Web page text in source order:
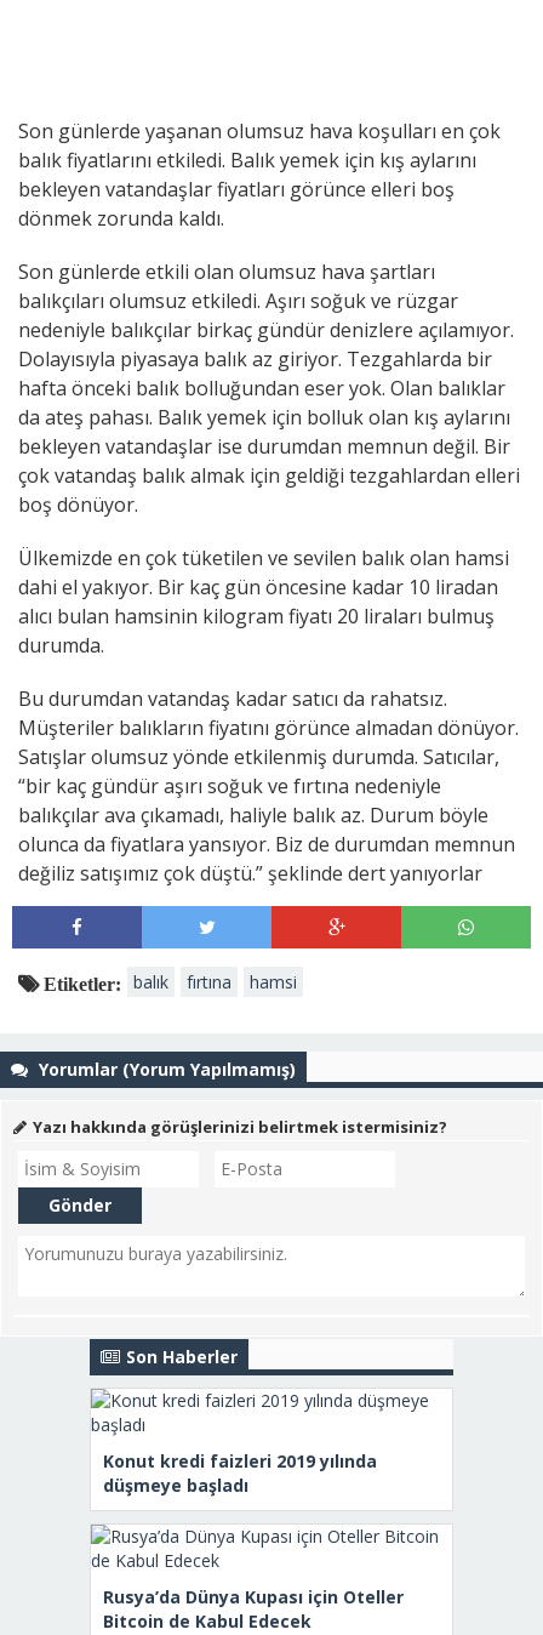
Son günlerde yaşanan olumsuz hava koşulları en çok
balık fiyatlarını etkiledi. Balık yemek için kış aylarını
bekleyen vatandaşlar fiyatları görünce elleri boş
dönmek zorunda kaldı.
Son günlerde etkili olan olumsuz hava şartları
balıkçıları olumsuz etkiledi. Aşırı soğuk ve rüzgar
nedeniyle balıkçılar birkaç gündür denizlere açılamıyor.
Dolayısıyla piyasaya balık az giriyor. Tezgahlarda bir
hafta önceki balık bolluğundan eser yok. Olan balıklar
da ateş pahası. Balık yemek için bolluk olan kış aylarını
bekleyen vatandaşlar ise durumdan memnun değil. Bir
çok vatandaş balık almak için geldiği tezgahlardan elleri
boş dönüyor.
Ülkemizde en çok tüketilen ve sevilen balık olan hamsi
dahi el yakıyor. Bir kaç gün öncesine kadar 10 liradan
alıcı bulan hamsinin kilogram fiyatı 20 liraları bulmuş
durumda.
Bu durumdan vatandaş kadar satıcı da rahatsız.
Müşteriler balıkların fiyatını görünce almadan dönüyor.
Satışlar olumsuz yönde etkilenmiş durumda. Satıcılar,
“bir kaç gündür aşırı soğuk ve fırtına nedeniyle
balıkçılar ava çıkamadı, haliyle balık az. Durum böyle
olunca da fiyatlara yansıyor. Biz de durumdan memnun
değiliz satışımız çok düştü.” şeklinde dert yanıyorlar
Etiketler: balık fırtına hamsi
Yorumlar (Yorum Yapılmamış)
Yazı hakkında görüşlerinizi belirtmek istermisiniz?
Son Haberler
Konut kredi faizleri 2019 yılında
düşmeye başladı
Rusya’da Dünya Kupası için Oteller
Bitcoin de Kabul Edecek